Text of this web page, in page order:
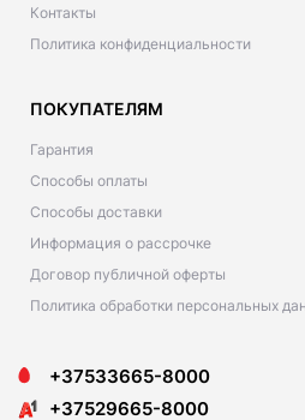
Контакты
Политика конфиденциальности
ПОКУПАТЕЛЯМ
Гарантия
Способы оплаты
Способы доставки
Информация о рассрочке
Договор публичной оферты
Политика обработки персональных
+37533665-8000
+37529665-8000